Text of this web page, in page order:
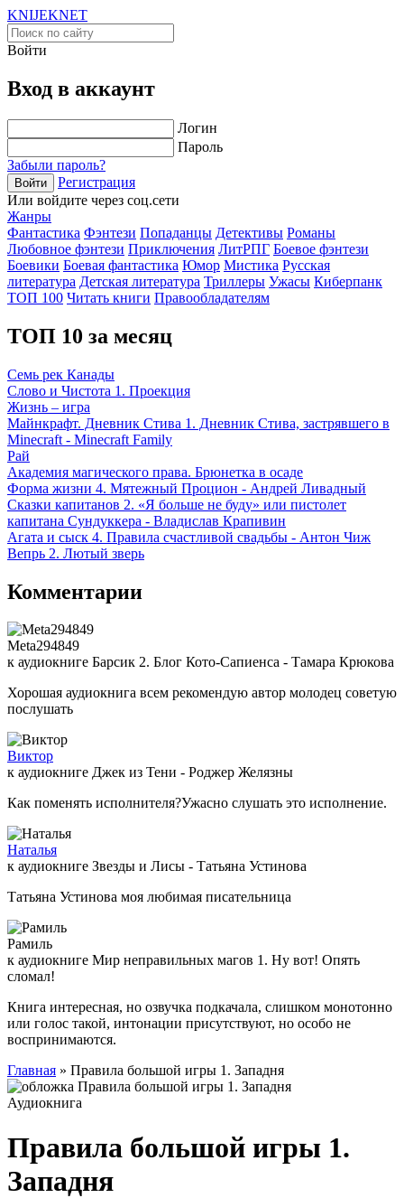
KNIJEKNET
Войти
Вход в аккаунт
Логин
Пароль
Забыли пароль?
Войти
Регистрация
Или войдите через соц.сети
Жанры
Фантастика Фэнтези Попаданцы Детективы Романы
Любовное фэнтези Приключения ЛитРПГ Боевое фэнтези
Боевики Боевая фантастика Юмор Мистика Русская
литература Детская литература Триллеры Ужасы Киберпанк
ТОП 100 Читать книги Правообладателям
ТОП 10 за месяц
Семь рек Канады
Слово и Чистота 1. Проекция
Жизнь – игра
Майнкрафт. Дневник Стива 1. Дневник Стива, застрявшего в
Minecraft - Minecraft Family
Рай
Академия магического права. Брюнетка в осаде
Форма жизни 4. Мятежный Процион - Андрей Ливадный
Сказки капитанов 2. «Я больше не буду» или пистолет
капитана Сундуккера - Владислав Крапивин
Агата и сыск 4. Правила счастливой свадьбы - Антон Чиж
Вепрь 2. Лютый зверь
Комментарии
Meta294849
к аудиокниге Барсик 2. Блог Кото-Сапиенса - Тамара Крюкова
Хорошая аудиокнига всем рекомендую автор молодец советую
послушать
Виктор
к аудиокниге Джек из Тени - Роджер Желязны
Как поменять исполнителя?Ужасно слушать это исполнение.
Наталья
к аудиокниге Звезды и Лисы - Татьяна Устинова
Татьяна Устинова моя любимая писательница
Рамиль
к аудиокниге Мир неправильных магов 1. Ну вот! Опять
сломал!
Книга интересная, но озвучка подкачала, слишком монотонно
или голос такой, интонации присутствуют, но особо не
воспринимаются.
Главная » Правила большой игры 1. Западня
Аудиокнига
Правила большой игры 1.
Западня